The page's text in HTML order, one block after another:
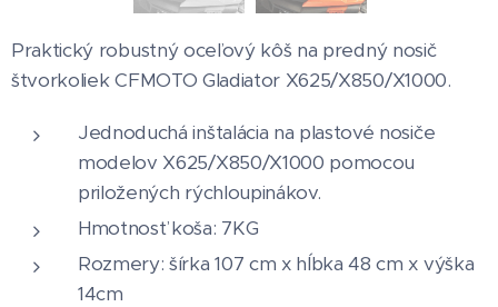
Praktický robustný oceľový kôš na predný nosič
štvorkoliek CFMOTO Gladiator X625/X850/X1000.
Jednoduchá inštalácia na plastové nosiče
modelov X625/X850/X1000 pomocou
priložených rýchloupinákov.
Hmotnosť koša: 7KG
Rozmery: šírka 107 cm x hĺbka 48 cm x výška
14cm